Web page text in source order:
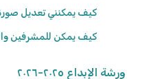
كيف يمكنني تعديل
كيف يمكن للمشرفين
ورشة الإبداع ٢٠٢٥-٢٠٢٦